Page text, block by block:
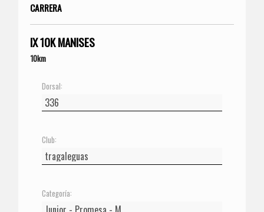
CARRERA
IX 10K MANISES
10km
Dorsal:
Club:
Categoría: